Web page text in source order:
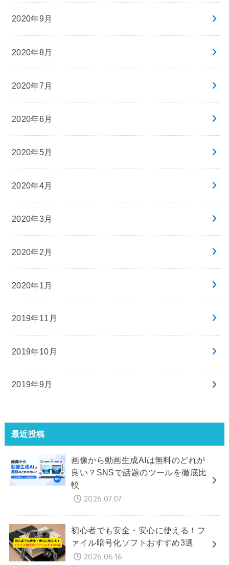
2020年9月
2020年8月
2020年7月
2020年6月
2020年5月
2020年4月
2020年3月
2020年2月
2020年1月
2019年11月
2019年10月
2019年9月
最近投稿
画像から動画生成AIは無料のどれが
良い？SNSで話題のツールを徹底比
較
2026.07.07
初心者でも安全・安心に使える！フ
ァイル暗号化ソフトおすすめ3選
2026.06.16